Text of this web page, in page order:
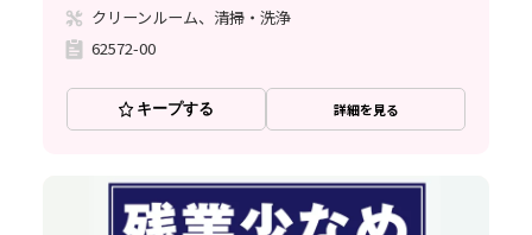
クリーンルーム、清掃・洗浄
62572-00
キープする 詳細を見る